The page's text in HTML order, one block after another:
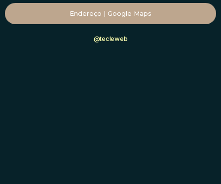
Endereço | Google Maps
@tecleweb